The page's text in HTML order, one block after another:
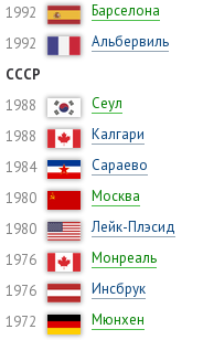
1992
Барселона
1992
Альбервиль
СССР
1988
Сеул
1988
Калгари
1984
Сараево
1980
Москва
1980
Лейк-Плэсид
1976
Монреаль
1976
Инсбрук
1972
Мюнхен